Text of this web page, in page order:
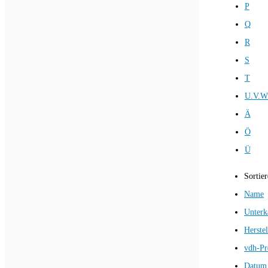
P
Q
R
S
T
Ä
Ö
Ü
Name
vdh-
Datum